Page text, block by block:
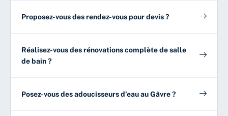
Proposez-vous des rendez-vous pour devis ?
Réalisez-vous des rénovations complète de salle
de bain ?
Posez-vous des adoucisseurs d’eau au Gâvre ?